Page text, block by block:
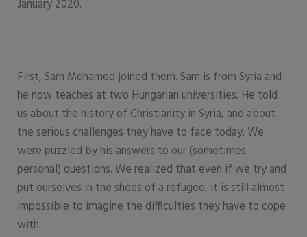
January 2020.
First, Sam Mohamed joined them. Sam is from Syria and
he now teaches at two Hungarian universities. He told
us about the history of Christianity in Syria, and about
the serious challenges they have to face today. We
were puzzled by his answers to our (sometimes
personal) questions. We realized that even if we try and
put ourselves in the shoes of a refugee, it is still almost
impossible to imagine the difficulties they have to cope
with.